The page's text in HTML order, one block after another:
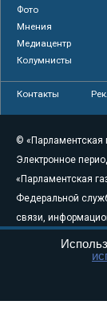
Фото
Мнения
Медиацентр
Колумнисты
Контакты
© «Парламентская
Электронное
«Парламентская
Федеральной
связи,
массовых
августа 2011 года.
Свидетельство о